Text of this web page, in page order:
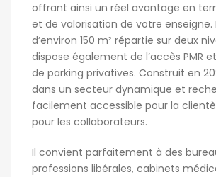
offrant ainsi un réel avantage en
et de valorisation de votre enseigne.
d’environ 150 m² répartie sur deux
dispose également de l’accès PMR
de parking privatives. Construit en
dans un secteur dynamique et
facilement accessible pour la
pour les collaborateurs.
Il convient parfaitement à des
professions libérales, cabinets